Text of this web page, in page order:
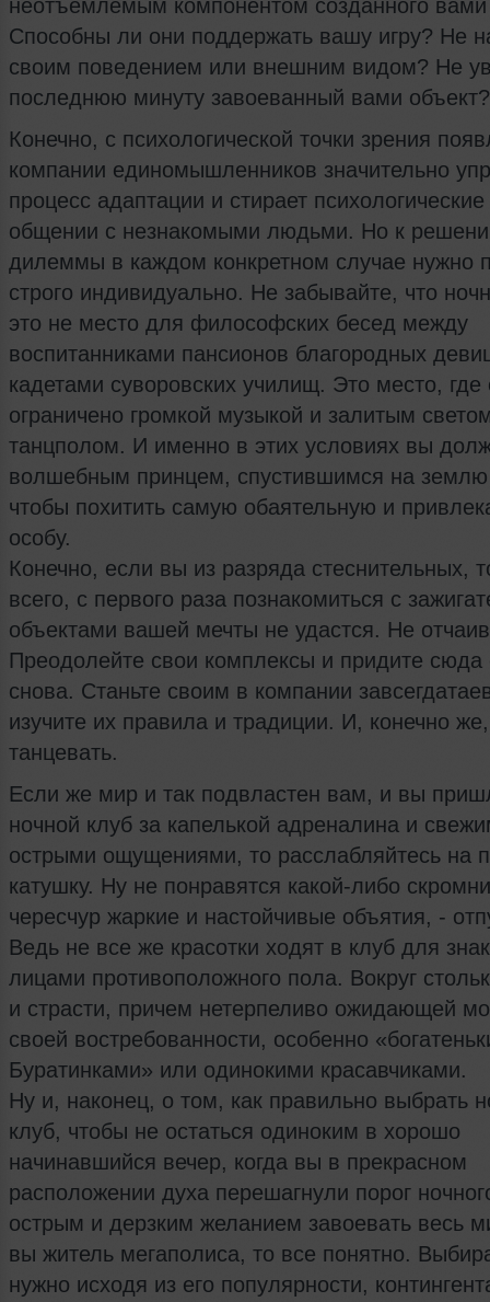
неотъемлемым компонентом созданного вами
Способны ли они поддержать вашу игру? Не
своим поведением или внешним видом? Не
последнюю минуту завоеванный вами объект?
Конечно, с психологической точки зрения
компании единомышленников значительно
процесс адаптации и стирает
общении с незнакомыми людьми. Но к
дилеммы в каждом конкретном случае нужно
строго индивидуально. Не забывайте, что
это не место для философских бесед между
воспитанниками пансионов благородных
кадетами суворовских училищ. Это место,
ограничено громкой музыкой и залитым
танцполом. И именно в этих условиях вы
волшебным принцем, спустившимся на землю
чтобы похитить самую обаятельную и
особу.
Конечно, если вы из разряда стеснительных,
всего, с первого раза познакомиться с
объектами вашей мечты не удастся. Не
Преодолейте свои комплексы и придите сюда
снова. Станьте своим в компании
изучите их правила и традиции. И, конечно
танцевать.
Если же мир и так подвластен вам, и вы
ночной клуб за капелькой адреналина и
острыми ощущениями, то расслабляйтесь на
катушку. Ну не понравятся какой-либо
чересчур жаркие и настойчивые объятия, -
Ведь не все же красотки ходят в клуб для
лицами противоположного пола. Вокруг
и страсти, причем нетерпеливо ожидающей
своей востребованности, особенно
Буратинками» или одинокими красавчиками.
Ну и, наконец, о том, как правильно выбрать
клуб, чтобы не остаться одиноким в хорошо
начинавшийся вечер, когда вы в прекрасном
расположении духа перешагнули порог
острым и дерзким желанием завоевать весь
вы житель мегаполиса, то все понятно.
нужно исходя из его популярности,